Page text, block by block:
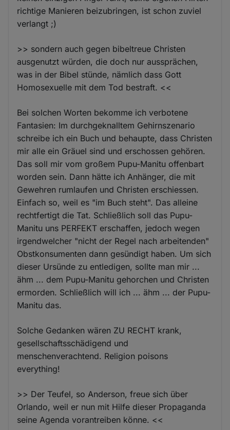
richtige Manieren beizubringen, ist schon zuviel
verlangt ;)
>> sondern auch gegen bibeltreue Christen
ausgenutzt würden, die doch nur aussprächen,
was in der Bibel stünde, nämlich dass Gott
Homosexuelle mit dem Tod bestraft. <<
Bei solchen Worten bekomme ich verbotene
Fantasien: Im durchgeknalltem Gehirnszenario
schreibe ich ein Buch und behaupte, dass Christen
mir alle ein Gräuel sind und erschossen gehören.
Das soll mir vom großem Pupu-Manitu offenbart
worden sein. Dann hätte ich Anhänger, die mit
Gewehren rumlaufen und Christen erschiessen.
Einfach so, weil es "im Buch steht". Das alleine
rechtfertigt die Tat. Schließlich soll das Pupu-
Manitu uns PERFEKT erschaffen, jedoch wegen
irgendwelcher "nicht der Regel nach arbeitenden"
Obstkonsumenten dann gesündigt haben. Um sich
dieser Ursünde zu entledigen, sollte man mir ...
ähm ... dem Pupu-Manitu gehorchen und Christen
ermorden. Schließlich will ich ... ähm ... der Pupu-
Manitu das.
Solche Gedanken wären ZU RECHT krank,
gesellschaftsschädigend und
menschenverachtend. Religion poisons
everything!
>> Der Teufel, so Anderson, freue sich über
Orlando, weil er nun mit Hilfe dieser Propaganda
seine Agenda vorantreiben könne. <<